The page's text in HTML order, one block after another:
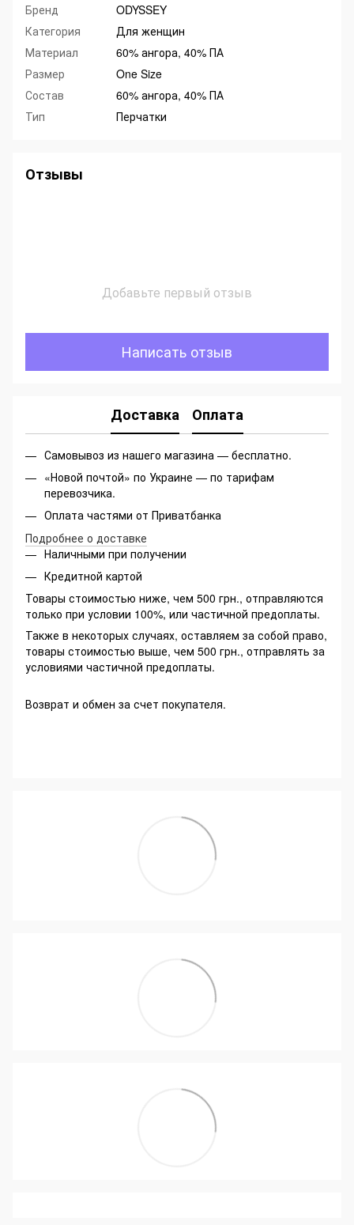
Бренд
ODYSSEY
Категория
Для женщин
Материал
60% ангора, 40% ПА
Размер
One Size
Состав
60% ангора, 40% ПА
Тип
Перчатки
Отзывы
Добавьте первый отзыв
Написать отзыв
Доставка Оплата
Самовывоз из нашего магазина — бесплатно.
«Новой почтой» по Украине — по тарифам
перевозчика.
Оплата частями от Приватбанка
Подробнее о доставке
Наличными при получении
Кредитной картой
Товары стоимостью ниже, чем 500 грн., отправляются
только при условии 100%, или частичной предоплаты.
Также в некоторых случаях, оставляем за собой право,
товары стоимостью выше, чем 500 грн., отправлять за
условиями частичной предоплаты.
Возврат и обмен за счет покупателя.